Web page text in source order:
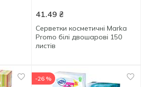
41.49 ₴
Серветки косметичні Marka
Promo білі двошарові 150
листів
-26 %